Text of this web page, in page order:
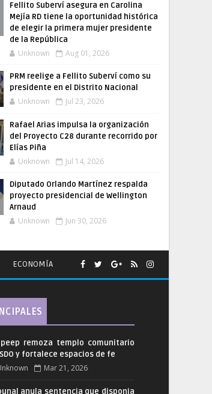
Fellito Suberví asegura en Carolina
Mejía RD tiene la oportunidad histórica
de elegir la primera mujer presidente
de la República
Unknown Aug 01, 2026
PRM reelige a Fellito Suberví como su
presidente en el Distrito Nacional
Unknown Jul 23, 2026
Rafael Arias impulsa la organización
del Proyecto C28 durante recorrido por
Elías Piña
Unknown Jul 14, 2026
Diputado Orlando Martínez respalda
proyecto presidencial de Wellington
Arnaud
Unknown Jun 30, 2026
ECONOMÍA
remoza templo comunitario
y fortalece espacios de fe
Mar 21, 2026
anula sentencia que disponia